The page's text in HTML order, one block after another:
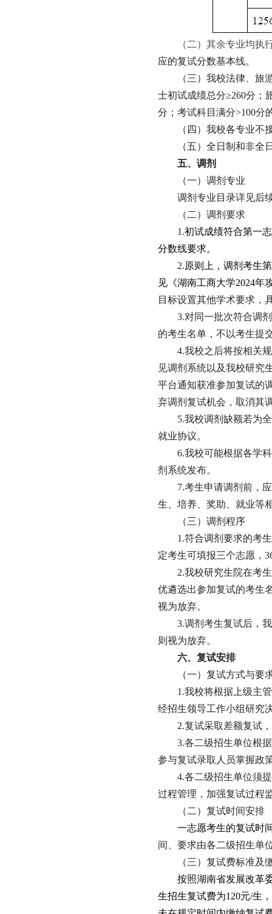
（二）其余专业均执
应的复试分数基本线。
（三）我校法律、
士初试成绩总分≥260分；
分；考试科目满分>100分
（四）我校各专业不
（五）全日制和非
五、调剂
（一）调剂专业
调剂专业目录详见后
（二）调剂要求
1.初试成绩符合第一
分数线要求。
2.原则上，调剂考生
见《湖南工商大学2024年
目标设置其他学术要求，
3.对同一批次符合调
的考生名单，不以考生提
4.我校之后将按相关
见调剂系统以及我校研究
平台通知获准参加复试的
弃调剂复试机会，取消其
5.我校调剂缺额若为
就业协议。
6.我校可能根据各学
剂系统发布。
7.考生申请调剂前，
生、培养、奖助、就业等
（三）调剂程序
1.符合调剂要求的考
定考生可填报三个志愿，
2.我校研究生院在考
优遴选出参加复试的考生
视为放弃。
3.调剂考生复试后，
则视为放弃。
六、复试安排
（一）复试方式与要
1.我校将根据上级主
经招生领导工作小组研究
2.复试采取差额复试
3.各二级招生单位根
参与复试录取人员掌握政
4.各二级招生单位须
过程管理，加强复试过程
（二）复试时间安排
一志愿考生的复试时
间、要求由各二级招生单
（三）复试费标准及
按照湖南省发展改革
生招生复试费为120元/生